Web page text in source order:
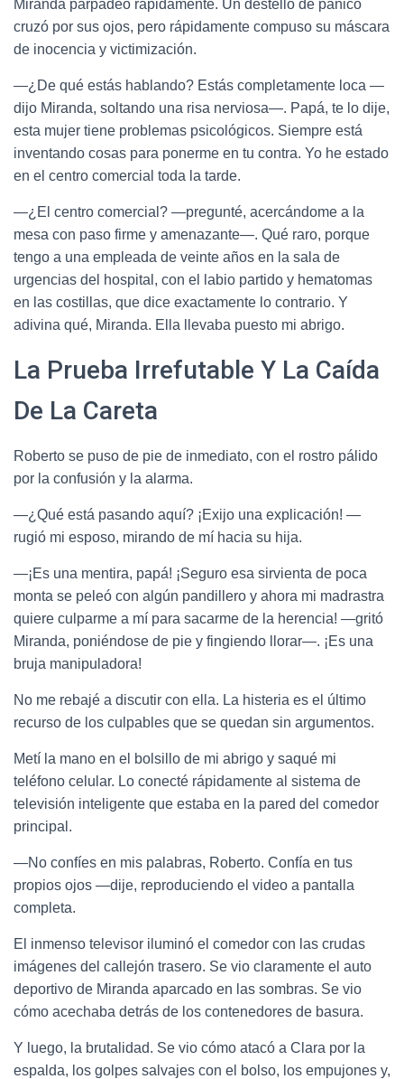
Miranda parpadeó rápidamente. Un destello de pánico
cruzó por sus ojos, pero rápidamente compuso su máscara
de inocencia y victimización.
—¿De qué estás hablando? Estás completamente loca —
dijo Miranda, soltando una risa nerviosa—. Papá, te lo dije,
esta mujer tiene problemas psicológicos. Siempre está
inventando cosas para ponerme en tu contra. Yo he estado
en el centro comercial toda la tarde.
—¿El centro comercial? —pregunté, acercándome a la
mesa con paso firme y amenazante—. Qué raro, porque
tengo a una empleada de veinte años en la sala de
urgencias del hospital, con el labio partido y hematomas
en las costillas, que dice exactamente lo contrario. Y
adivina qué, Miranda. Ella llevaba puesto mi abrigo.
La Prueba Irrefutable Y La Caída
De La Careta
Roberto se puso de pie de inmediato, con el rostro pálido
por la confusión y la alarma.
—¿Qué está pasando aquí? ¡Exijo una explicación! —
rugió mi esposo, mirando de mí hacia su hija.
—¡Es una mentira, papá! ¡Seguro esa sirvienta de poca
monta se peleó con algún pandillero y ahora mi madrastra
quiere culparme a mí para sacarme de la herencia! —gritó
Miranda, poniéndose de pie y fingiendo llorar—. ¡Es una
bruja manipuladora!
No me rebajé a discutir con ella. La histeria es el último
recurso de los culpables que se quedan sin argumentos.
Metí la mano en el bolsillo de mi abrigo y saqué mi
teléfono celular. Lo conecté rápidamente al sistema de
televisión inteligente que estaba en la pared del comedor
principal.
—No confíes en mis palabras, Roberto. Confía en tus
propios ojos —dije, reproduciendo el video a pantalla
completa.
El inmenso televisor iluminó el comedor con las crudas
imágenes del callejón trasero. Se vio claramente el auto
deportivo de Miranda aparcado en las sombras. Se vio
cómo acechaba detrás de los contenedores de basura.
Y luego, la brutalidad. Se vio cómo atacó a Clara por la
espalda, los golpes salvajes con el bolso, los empujones y,